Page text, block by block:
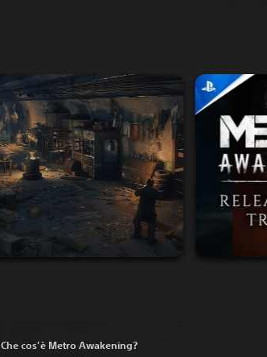
Che cos’è Metro Awakening?